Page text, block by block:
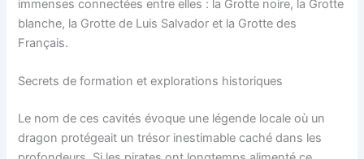
immenses connectées entre elles : la Grotte noire, la Grotte
blanche, la Grotte de Luis Salvador et la Grotte des
Français.
Secrets de formation et explorations historiques
Le nom de ces cavités évoque une légende locale où un
dragon protégeait un trésor inestimable caché dans les